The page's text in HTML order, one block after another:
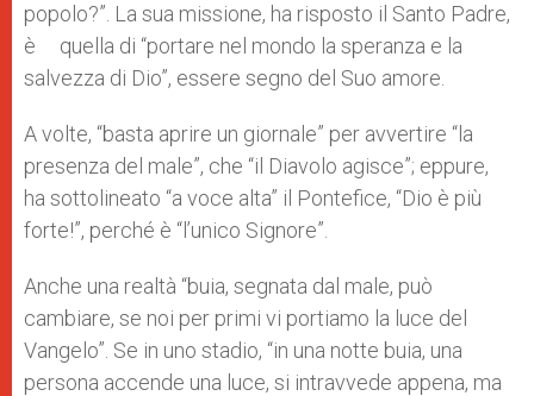
popolo?”. La sua missione, ha risposto il Santo Padre,
è quella di “portare nel mondo la speranza e la
salvezza di Dio”, essere segno del Suo amore.
A volte, “basta aprire un giornale” per avvertire “la
presenza del male”, che “il Diavolo agisce”; eppure,
ha sottolineato “a voce alta” il Pontefice, “Dio è più
forte!”, perché è “l’unico Signore”.
Anche una realtà “buia, segnata dal male, può
cambiare, se noi per primi vi portiamo la luce del
Vangelo”. Se in uno stadio, “in una notte buia, una
persona accende una luce, si intravvede appena, ma